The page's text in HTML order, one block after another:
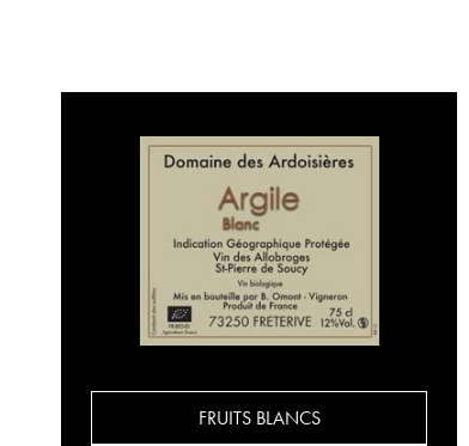
FRUITS BLANCS